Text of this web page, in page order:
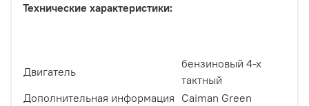
Технические характеристики:
Двигатель
бензиновый 4-х
тактный
Дополнительная информация Caiman Green